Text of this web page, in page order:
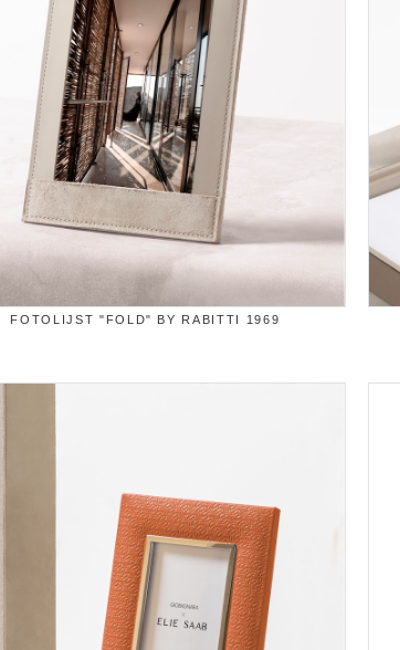
FOTOLIJST "FOLD" BY RABITTI 1969